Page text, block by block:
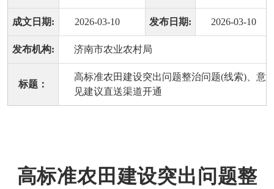
成文日期: 2026-03-10 发布日期: 2026-03-10
发布机构: 济南市农业农村局
标题：
高标准农田建设突出问题整治问题(线索)、意
见建议直送渠道开通
高标准农田建设突出问题整